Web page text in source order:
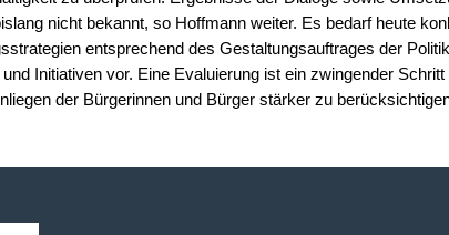
nicht bekannt, so Hoffmann weiter. Es bedarf heute
entsprechend des Gestaltungsauftrages der
Initiativen vor. Eine Evaluierung ist ein zwingender
der Bürgerinnen und Bürger stärker zu